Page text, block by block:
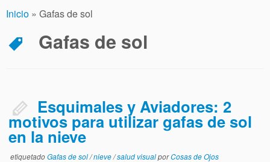
Inicio » Gafas de sol
Gafas de sol
Esquimales y Aviadores: 2
motivos para utilizar gafas de sol
en la nieve
etiquetadoGafas de sol/nieve/salud visualporCosas de Ojos